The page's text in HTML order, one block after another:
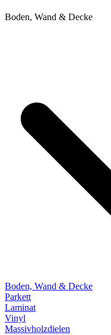
Boden, Wand & Decke
Boden, Wand & Decke
Parkett
Laminat
Vinyl
Massivholzdielen